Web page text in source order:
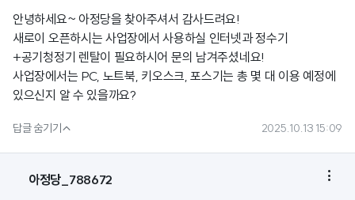
안녕하세요~ 아정당을 찾아주셔서 감사드려요!
새로이 오픈하시는 사업장에서 사용하실 인터넷과 정수기
+공기청정기 렌탈이 필요하시어 문의 남겨주셨네요!
사업장에서는 PC, 노트북, 키오스크, 포스기는 총 몇 대 이용 예정에
있으신지 알 수 있을까요?
답글 숨기기 2025.10.13 15:09
아정당_788672 